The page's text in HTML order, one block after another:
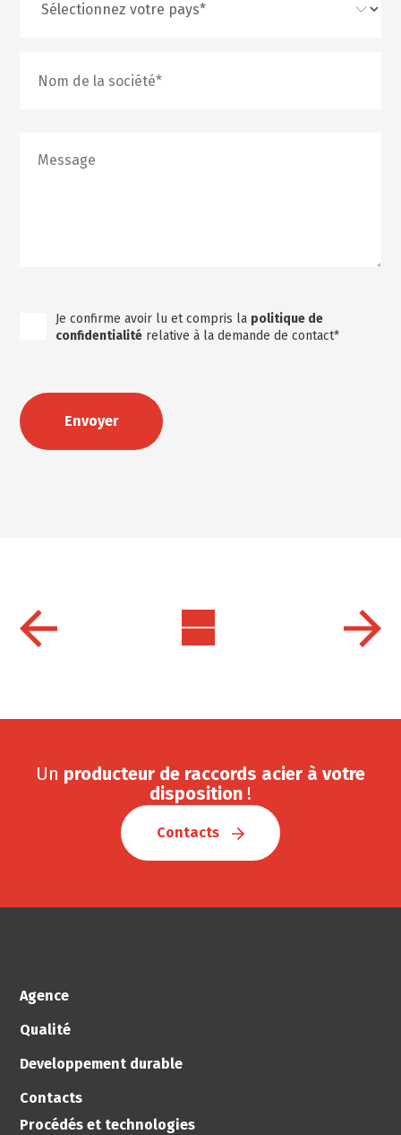
Je confirme avoir lu et compris la politique de
confidentialité relative à la demande de contact*
Un producteur de raccords acier à votre
disposition !
Contacts
Agence
Qualité
Developpement durable
Contacts
Procédés et technologies